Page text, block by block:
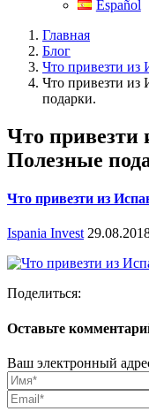
Español
Главная
Блог
Что привезти из
Что привезти из
подарки.
Что привезти
Полезные
Что привезти из
Ispania Invest
Поделиться:
Оставьте
Ваш электронный